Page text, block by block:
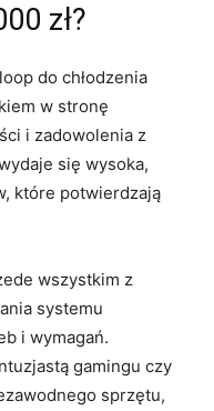
zł?
do chłodzenia
w stronę
⁤i zadowolenia z
się ​wysoka,
⁣które potwierdzają
wszystkim z
systemu
i wymagań.
⁤gamingu czy
sprzętu,